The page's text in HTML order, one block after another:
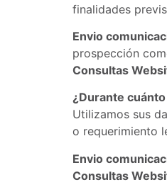
finalidades
Envio
prospección
Consultas
¿Durante
Utilizamos sus
o requerimiento
Envio
Consultas